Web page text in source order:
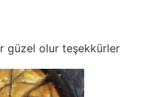
güzel olur teşekkürler